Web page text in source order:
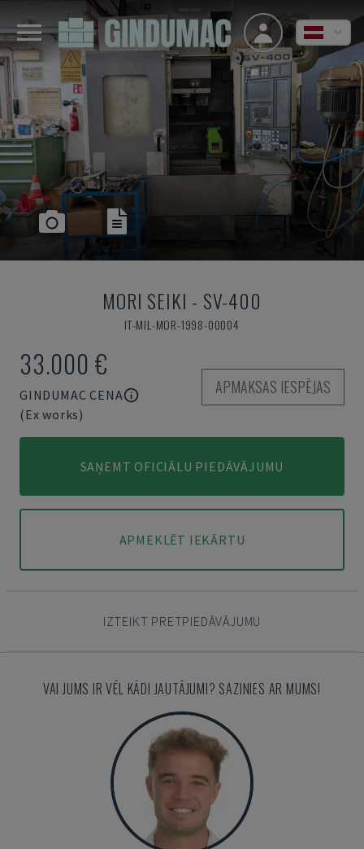
MORI SEIKI - SV-400
IT-MIL-MOR-1998-00004
33.000 €
GINDUMAC CENA
(Ex works)
APMAKSAS IESPĒJAS
SAŅEMT OFICIĀLU PIEDĀVĀJUMU
APMEKLĒT IEKĀRTU
IZTEIKT PRETPIEDĀVĀJUMU
VAI JUMS IR VĒL KĀDI JAUTĀJUMI? SAZINIES AR MUMS!